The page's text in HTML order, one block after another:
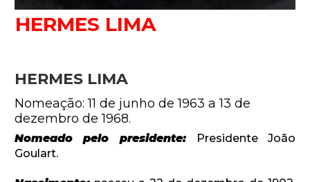
HERMES LIMA
HERMES LIMA
Nomeação: 11 de junho de 1963 a 13 de
dezembro de 1968.
Nomeado pelo presidente:
Presidente João
Goulart.